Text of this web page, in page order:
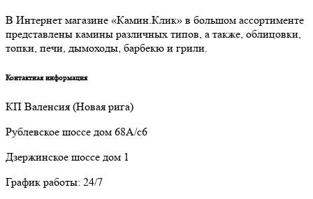
В Интернет магазине «Камин.Клик» в большом ассортименте
представлены камины различных типов, а также, облицовки,
топки, печи, дымоходы, барбекю и грили.
Контактная информация
КП Валенсия (Новая рига)
Рублевское шоссе дом 68А/с6
Дзержинское шоссе дом 1
График работы: 24/7